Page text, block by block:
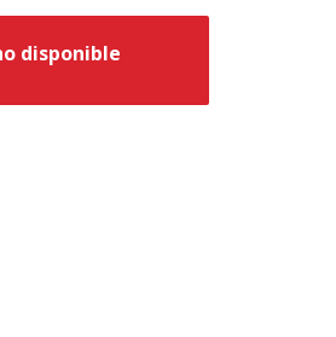
disponible